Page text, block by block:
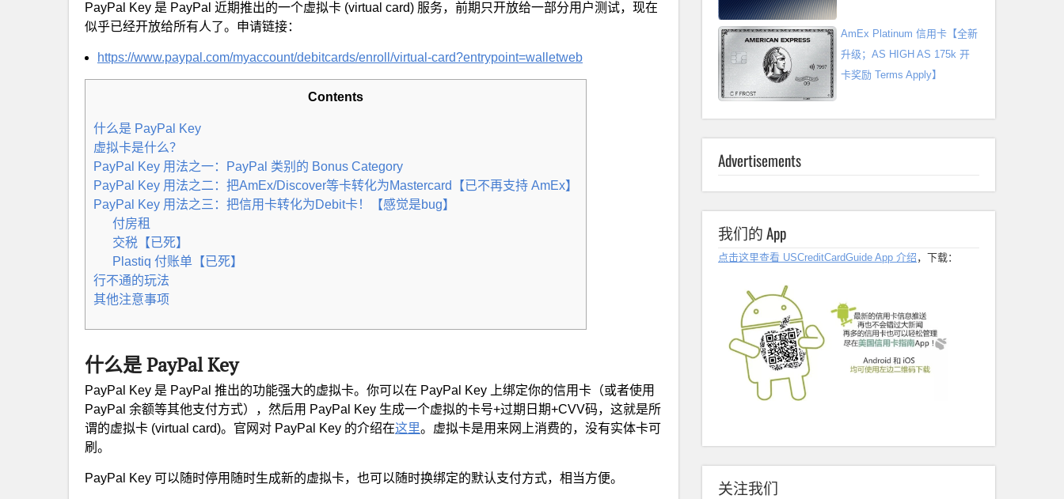
PayPal Key 是 PayPal 近期推出的一个虚拟卡 (virtual card) 服务，前期只开放给一部分用户测试，现在
似乎已经开放给所有人了。申请链接：
https://www.paypal.com/myaccount/debitcards/enroll/virtual-card?entrypoint=walletweb
Contents
什么是 PayPal Key
虚拟卡是什么？
PayPal Key 用法之一：PayPal 类别的 Bonus Category
PayPal Key 用法之二：把AmEx/Discover等卡转化为Mastercard【已不再支持 AmEx】
PayPal Key 用法之三：把信用卡转化为Debit卡！【感觉是bug】
付房租
交税【已死】
Plastiq 付账单【已死】
行不通的玩法
其他注意事项
什么是 PayPal Key
PayPal Key 是 PayPal 推出的功能强大的虚拟卡。你可以在 PayPal Key 上绑定你的信用卡（或者使用
PayPal 余额等其他支付方式），然后用 PayPal Key 生成一个虚拟的卡号+过期日期+CVV码，这就是所
谓的虚拟卡 (virtual card)。官网对 PayPal Key 的介绍在这里。虚拟卡是用来网上消费的，没有实体卡可
刷。
PayPal Key 可以随时停用随时生成新的虚拟卡，也可以随时换绑定的默认支付方式，相当方便。
AmEx Platinum 信用卡【全新
升级；AS HIGH AS 175k 开
卡奖励 Terms Apply】
Advertisements
我们的 App
点击这里查看 USCreditCardGuide App 介绍 ，下载：
关注我们